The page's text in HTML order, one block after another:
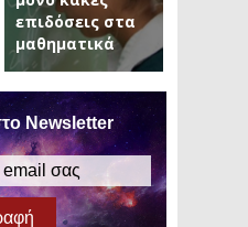
επιδόσεις στα
μαθηματικά
Newsletter